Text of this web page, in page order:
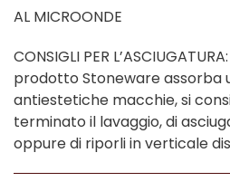
AL MICROONDE
CONSIGLI PER
prodotto Stoneware assorba
antiestetiche macchie, si
terminato il lavaggio, di
oppure di riporli in verticale